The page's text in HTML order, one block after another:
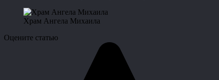
Храм Ангела Михаила
Оцените статью